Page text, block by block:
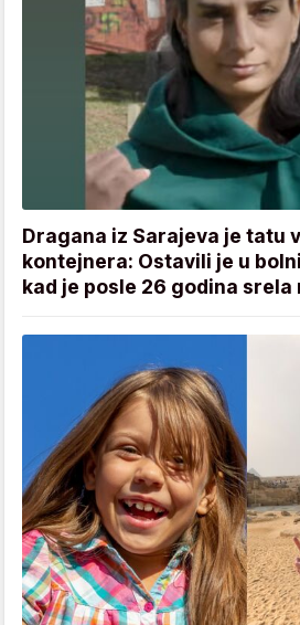
Dragana iz Sarajeva je tatu
kontejnera: Ostavili je u
kad je posle 26 godina srela